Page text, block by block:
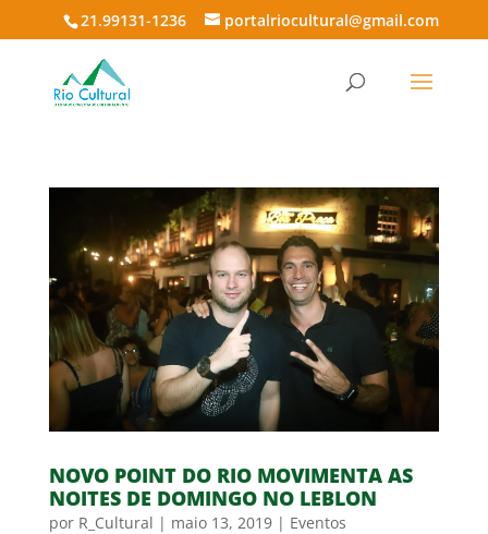
21.99131-1236 portalriocultural@gmail.com
NOVO POINT DO RIO MOVIMENTA AS
NOITES DE DOMINGO NO LEBLON
por R_Cultural | maio 13, 2019| Eventos